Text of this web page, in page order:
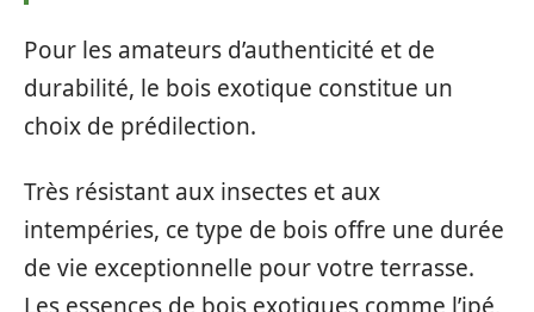
Pour les amateurs d’authenticité et de
durabilité, le bois exotique constitue un
choix de prédilection.
Très résistant aux insectes et aux
intempéries, ce type de bois offre une durée
de vie exceptionnelle pour votre terrasse.